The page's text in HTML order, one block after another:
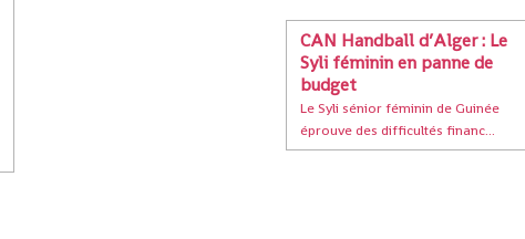
CAN Handball d’Alger : Le
Syli féminin en panne de
budget
Le Syli sénior féminin de Guinée
éprouve des difficultés financ...